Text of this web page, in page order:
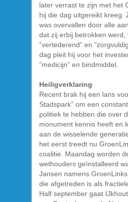
later verrast te zijn met het
hij die dag uitgereikt kreeg.
was overvallen door alle
dat zij erbij betrokken werd,
”vertederend” en
dag pleit hij voor het
”medicijn” en bindmiddel.
Heiligverklaring
Recent brak hij een lans
Stadspark” om een
politiek te hebben die over
monument kennis heeft en
aan de wisselende
het eerst treedt nu
coalitie. Maandag worden
wethouders geïnstalleerd
Jansen namens
die afgetreden is als
Half september gaat